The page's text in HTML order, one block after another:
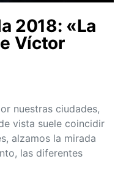
2018: «La
Víctor
nuestras ciudades,
vista suele coincidir
alzamos la mirada
las diferentes